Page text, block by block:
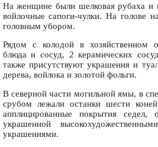
На женщине были шелковая рубаха и
войлочные сапоги-чулки. На голове
головным убором.
Рядом с колодой в хозяйственном
блюда и сосуд, 2 керамических
также присутствуют украшения и
дерева, войлока и золотой фольги.
В северной части могильной ямы, в
срубом лежали останки шести
апплицированные покрытия седел,
украшенной
украшениями.